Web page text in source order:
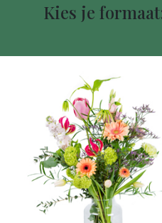
Kies je